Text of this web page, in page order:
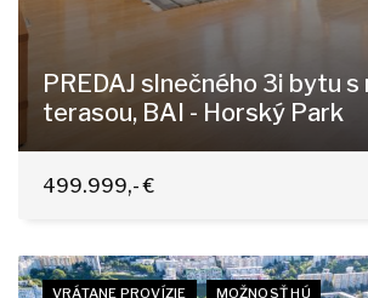
PREDAJ slnečného 3i bytu s
terasou, BAI - Horský Park
Čapkova 16, Bratislava - Staré Mesto
499.999,- €
VRÁTANE PROVÍZIE MOŽNOSŤ HÚ